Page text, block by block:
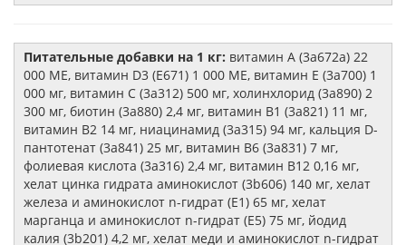
Питательные добавки на 1 кг: витамин А (3a672a) 22
000 ME, витамин D3 (E671) 1 000 ME, витамин E (3a700) 1
000 мг, витамин С (3a312) 500 мг, холинхлорид (3a890) 2
300 мг, биотин (3a880) 2,4 мг, витамин В1 (3a821) 11 мг,
витамин В2 14 мг, ниацинамид (3a315) 94 мг, кальция D-
пантотенат (3a841) 25 мг, витамин В6 (3a831) 7 мг,
фолиевая кислота (3a316) 2,4 мг, витамин В12 0,16 мг,
хелат цинка гидрата аминокислот (3b606) 140 мг, xелат
железа и аминокислот n-гидрат (E1) 65 мг, xелат
марганца и аминокислот n-гидрат (E5) 75 мг, йодид
калия (3b201) 4,2 мг, хелат меди и аминокислот n-гидрат